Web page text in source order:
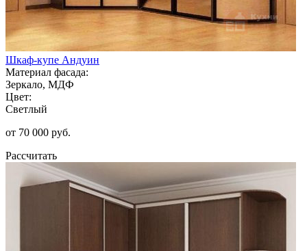
Шкаф-купе Андуин
Материал фасада:
Зеркало, МДФ
Цвет:
Светлый
от 70 000 руб.
Рассчитать